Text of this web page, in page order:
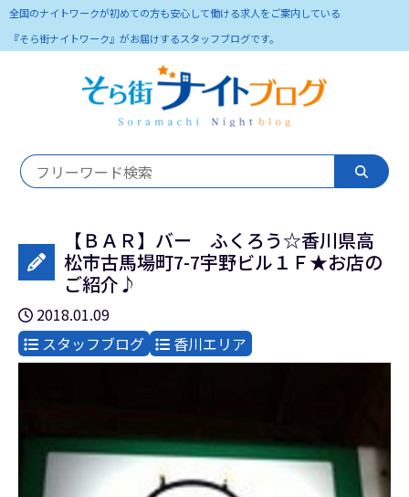
全国のナイトワークが初めての方も安心して働ける求人をご案内している
『そら街ナイトワーク』がお届けするスタッフブログです。
【ＢＡＲ】バー ふくろう☆香川県高
松市古馬場町7-7宇野ビル１Ｆ★お店の
ご紹介♪
2018.01.09
スタッフブログ
香川エリア